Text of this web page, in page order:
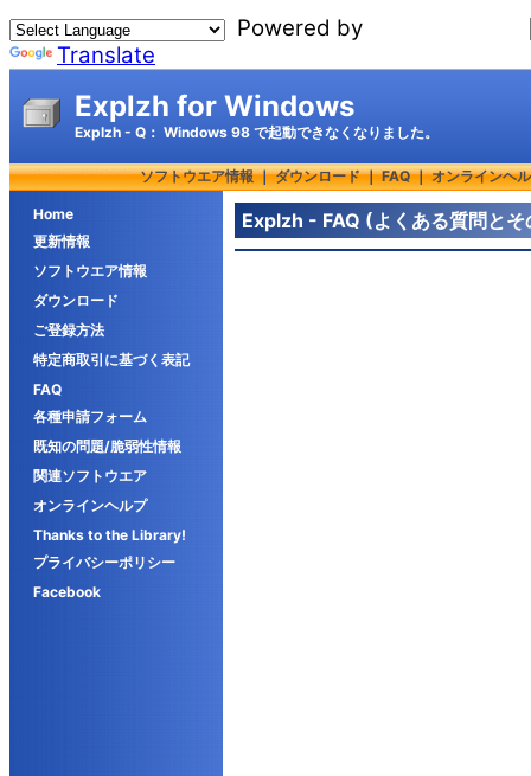
Powered by
Translate
Explzh for Windows
Explzh - Q： Windows 98 で起動できなくなりました。
ソフトウエア情報｜ダウンロード｜FAQ｜オンラインヘ
Home
更新情報
ソフトウエア情報
ダウンロード
ご登録方法
特定商取引に基づく表記
FAQ
各種申請フォーム
既知の問題/脆弱性情報
関連ソフトウエア
オンラインヘルプ
Thanks to the Library!
プライバシーポリシー
Facebook
Explzh - FAQ (よくある質問とそ